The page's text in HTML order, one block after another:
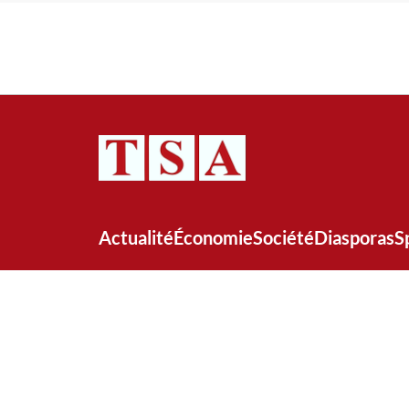
ActualitéÉconomieSociétéDiasporas